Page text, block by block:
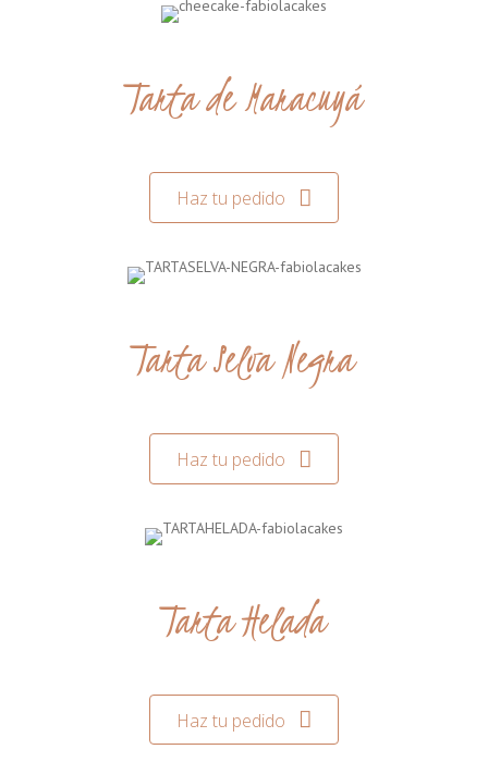
Tarta de Maracuyá
Haz tu pedido
Tarta Selva Negra
Haz tu pedido
Tarta Helada
Haz tu pedido